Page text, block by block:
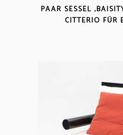
PAAR SESSEL
CITTERIO FÜR